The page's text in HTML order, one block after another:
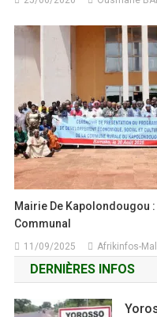
Mairie De Kapolondougou
Communal
11/09/2025 Afrikinfos-
DERNIÈRES INFOS